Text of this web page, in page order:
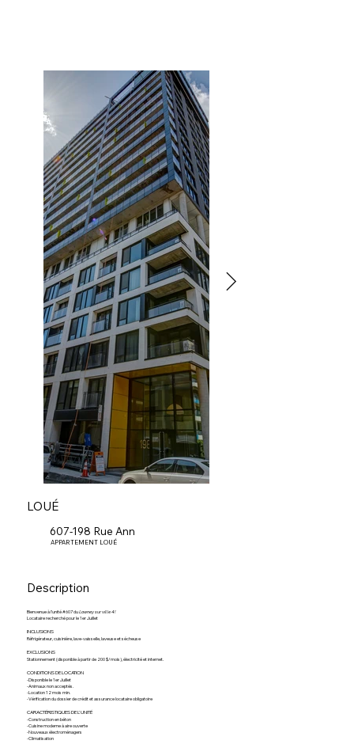
607-198 Rue Ann
APPARTEMENT LOUÉ
LOUÉ
Description
Bienvenue à l’unité #607 duLowney sur ville 4!
Locataire recherché pour le 1er Juillet
INCLUSIONS
Réfrigérateur, cuisinière, lave-vaisselle, laveuse et sécheuse
EXCLUSIONS
Stationnement (disponible à partir de 200 $/mois), électricité et internet.
CONDITIONS DE LOCATION
-Disponible le 1er Juillet
-Animaux non acceptés.
-Location 12 mois min.
-Vérification du dossier de crédit et assurance locataire obligatoire
CARACTÉRISTIQUES DE L'UNITÉ
-Construction en béton
-Cuisine moderne à aire ouverte
-Nouveaux électroménagers
-Climatisation